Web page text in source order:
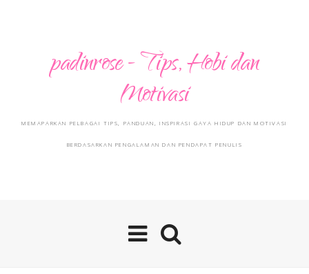
padinrose - Tips, Hobi dan
Motivasi
MEMAPARKAN PELBAGAI TIPS, PANDUAN, INSPIRASI GAYA HIDUP DAN MOTIVASI
BERDASARKAN PENGALAMAN DAN PENDAPAT PENULIS